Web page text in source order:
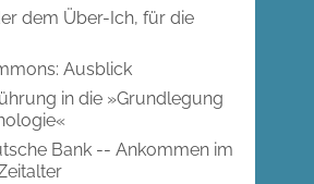
dem Über-Ich, für die
Ausblick
in die »Grundlegung
Bank -- Ankommen im